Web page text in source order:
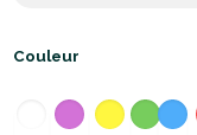
Couleur